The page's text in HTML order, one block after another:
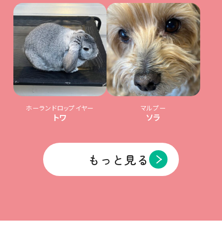
ホーランドロップイヤー
トワ
マルプー
ソラ
もっと見る